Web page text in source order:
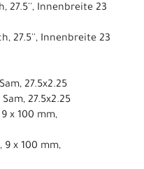
27.5'', Innenbreite 23
27.5'', Innenbreite 23
27.5x2.25
27.5x2.25
x 100 mm,
9 x 100 mm,